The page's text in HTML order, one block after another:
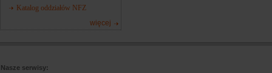
Katalog oddziałów NFZ
więcej
Nasze serwisy: